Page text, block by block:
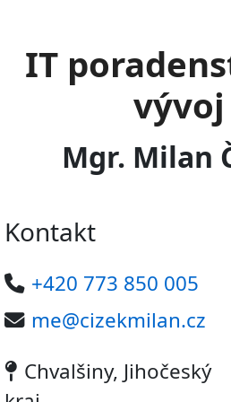
IT
Mgr. Milan
Kontakt
+420 773 850 005
me@cizekmilan.cz
Chvalšiny, Jihočeský